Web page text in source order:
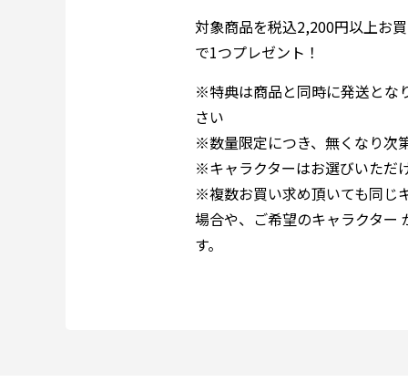
対象商品を税込2,200円以上お
で1つプレゼント！
※特典は商品と同時に発送とな
さい
※数量限定につき、無くなり次
※キャラクターはお選びいただ
※複数お買い求め頂いても同じ
場合や、ご希望のキャラクター
す。